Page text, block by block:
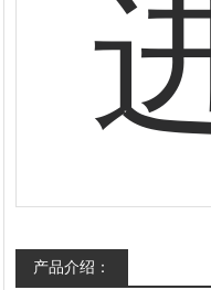
产品介绍：